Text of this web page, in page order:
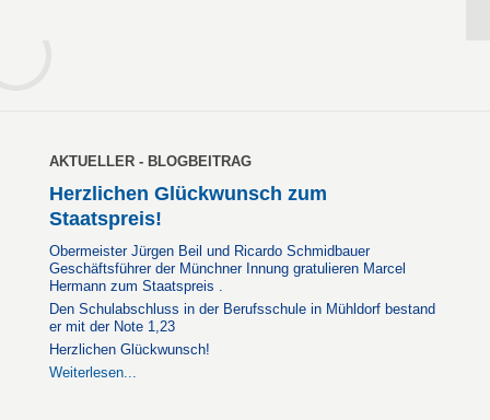
AKTUELLER - BLOGBEITRAG
Herzlichen Glückwunsch zum
Staatspreis!
Obermeister Jürgen Beil und Ricardo Schmidbauer
Geschäftsführer der Münchner Innung gratulieren Marcel
Hermann zum Staatspreis .
Den Schulabschluss in der Berufsschule in Mühldorf bestand
er mit der Note 1,23
Herzlichen Glückwunsch!
Weiterlesen...